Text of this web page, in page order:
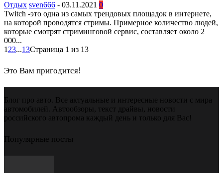
Отдых sven666 - 03.11.2021 0
Twitch -это одна из самых трендовых площадок в интернете,
на которой проводятся стримы. Примерное количество людей,
которые смотрят стриминговой сервис, составляет около 2
000...
1 23...13Страница 1 из 13
Это Вам пригодится!
Блог про авто. Все актуальные и интересные новости с мира
автомобилей. Автообзоры, текст драйвы, новости
российского автопрома каждый день и только для Вас!
Популярные посты